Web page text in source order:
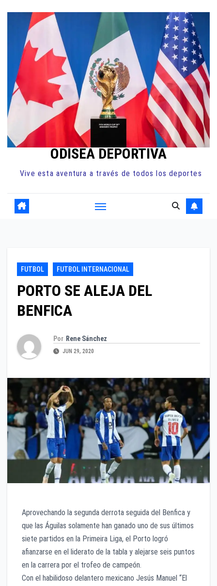
contenido
ODISEA DEPORTIVA
Vive esta aventura a través de todos los deportes
FUTBOL FUTBOL INTERNACIONAL
PORTO SE ALEJA DEL
BENFICA
Por Rene Sánchez
JUN 29, 2020
Aprovechando la segunda derrota seguida del Benfica y
que las Águilas solamente han ganado uno de sus últimos
siete partidos en la Primeira Liga, el Porto logró
afianzarse en el liderato de la tabla y alejarse seis puntos
en la carrera por el trofeo de campeón.
Con el habilidoso delantero mexicano Jesús Manuel “El